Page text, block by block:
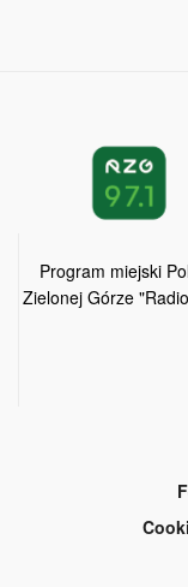
Program miejski
Zielonej Górze